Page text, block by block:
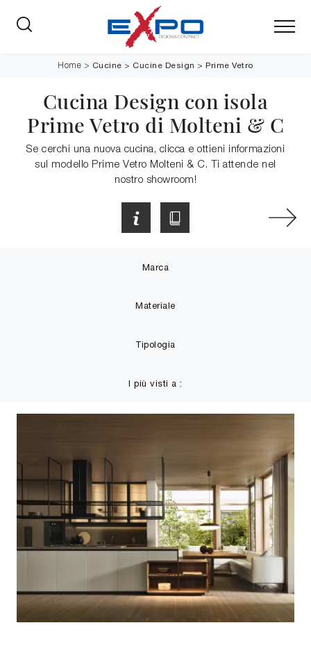
Home > Cucine > Cucine Design >Prime Vetro
Cucina Design con isola
Prime Vetro di Molteni & C
Se cerchi una nuova cucina, clicca e ottieni informazioni
sul modello Prime Vetro Molteni & C. Ti attende nel
nostro showroom!
Marca
Materiale
Tipologia
I più visti a :